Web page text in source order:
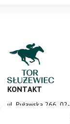
KONTAKT
ul. Puławska 266,